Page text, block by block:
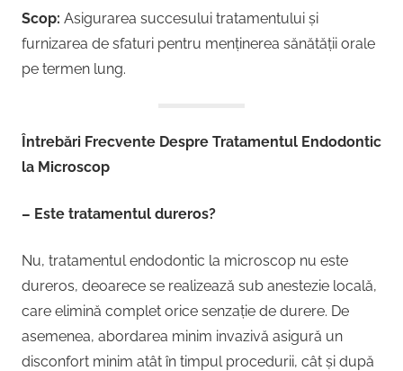
Scop: Asigurarea succesului tratamentului și
furnizarea de sfaturi pentru menținerea sănătății orale
pe termen lung.
Întrebări Frecvente Despre Tratamentul Endodontic
la Microscop
– Este tratamentul dureros?
Nu, tratamentul endodontic la microscop nu este
dureros, deoarece se realizează sub anestezie locală,
care elimină complet orice senzație de durere. De
asemenea, abordarea minim invazivă asigură un
disconfort minim atât în timpul procedurii, cât și după